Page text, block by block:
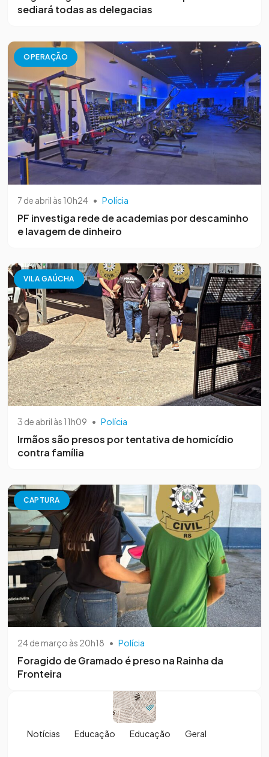
sediará todas as delegacias
OPERAÇÃO
7 de abril às 10h24 • Polícia
PF investiga rede de academias por descaminho
e lavagem de dinheiro
VILA GAÚCHA
3 de abril às 11h09 • Polícia
Irmãos são presos por tentativa de homicídio
contra família
CAPTURA
24 de março às 20h18 • Polícia
Foragido de Gramado é preso na Rainha da
Fronteira
Notícias Educação Educação Geral